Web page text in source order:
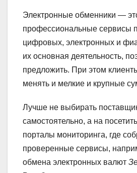
Электронные обменники —
профессиональные сервисы
цифровых, электронных и
их основная деятельность,
предложить. При этом
менять и мелкие и крупные
Лучше не выбирать
самостоятельно, а на
порталы мониторинга, где
проверенные сервисы,
обмена электронных валют